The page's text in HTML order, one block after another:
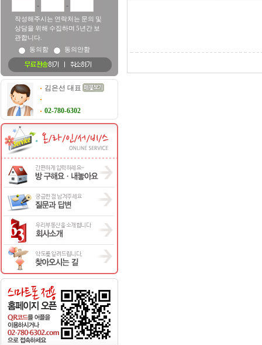
- -
작성해주시는 연락처는 문의 및
상담을 위해 수집하며 5년간 보
관합니다.
동의함
동의안함
김은선 대표
02-780-6302